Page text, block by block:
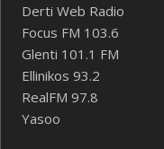
Derti Web Radio
Focus FM 103.6
Glenti 101.1 FM
Ellinikos 93.2
RealFM 97.8
Yasoo